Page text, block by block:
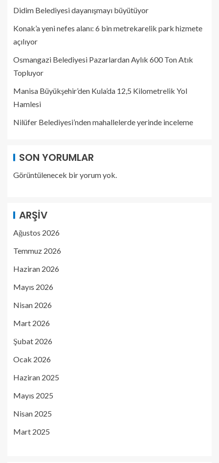
Didim Belediyesi dayanışmayı büyütüyor
Konak’a yeni nefes alanı: 6 bin metrekarelik park hizmete
açılıyor
Osmangazi Belediyesi Pazarlardan Aylık 600 Ton Atık
Topluyor
Manisa Büyükşehir’den Kula’da 12,5 Kilometrelik Yol
Hamlesi
Nilüfer Belediyesi’nden mahallelerde yerinde inceleme
SON YORUMLAR
Görüntülenecek bir yorum yok.
ARŞIV
Ağustos 2026
Temmuz 2026
Haziran 2026
Mayıs 2026
Nisan 2026
Mart 2026
Şubat 2026
Ocak 2026
Haziran 2025
Mayıs 2025
Nisan 2025
Mart 2025